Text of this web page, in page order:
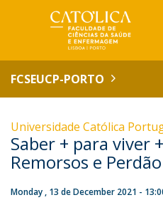
FCSEUCP-PORTO
Universidade Católica
Saber + para viver
Remorsos e Perdão
Monday , 13 de December 2021 -